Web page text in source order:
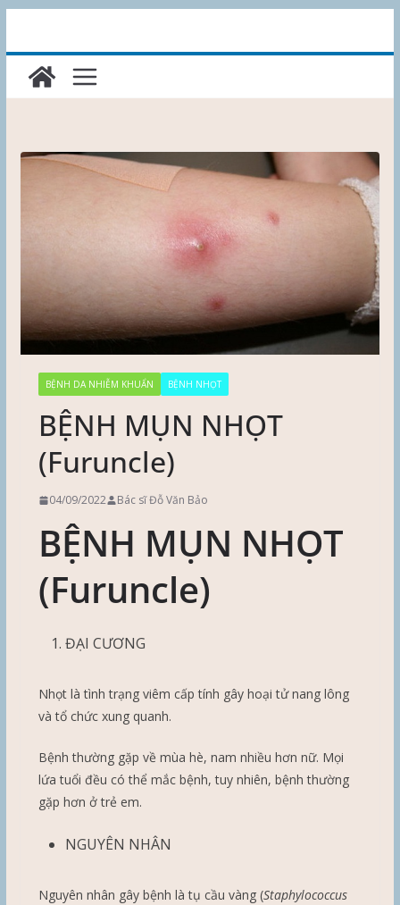
content
BỆNH DA NHIỄM KHUẨN BỆNH NHỌT
BỆNH MỤN NHỌT
(Furuncle)
04/09/2022 Bác sĩ Đỗ Văn Bảo
BỆNH MỤN NHỌT
(Furuncle)
ĐẠI CƯƠNG
Nhọt là tình trạng viêm cấp tính gây hoại tử nang lông
và tổ chức xung quanh.
Bệnh thường gặp về mùa hè, nam nhiều hơn nữ. Mọi
lứa tuổi đều có thể mắc bệnh, tuy nhiên, bệnh thường
gặp hơn ở trẻ em.
NGUYÊN NHÂN
Nguyên nhân gây bệnh là tụ cầu vàng (Staphylococcus